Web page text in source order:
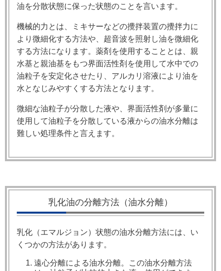
油を分散状態に保った状態のことを言います。
機械的力とは、ミキサーなどの攪拌装置の攪拌力に
より微細化する方法や、超音波を照射し油を微細化
する方法になります。薬剤を使用することとは、親
水基と親油基をもつ界面活性剤を使用して水中での
油粒子を安定化させたり、アルカリ溶液により油を
水となじみやすくする方法となります。
微細な油粒子が分散した液や、界面活性剤が多量に
使用して油粒子を分散している液からの油水分離は
難しい処理条件と言えます。
乳化油の分離方法（油水分離）
乳化（エマルジョン）状態の油水分離方法には、い
くつかの方法があります。
遠心分離による油水分離。この油水分離方法